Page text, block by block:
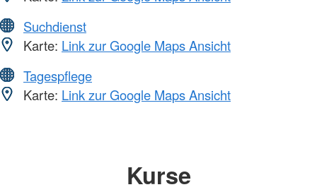
Suchdienst
Karte: Link zur Google Maps Ansicht
Tagespflege
Karte: Link zur Google Maps Ansicht
Kurse